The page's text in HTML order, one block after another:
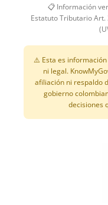
📋 Información
Estatuto Tributario Art.
⚠️ Esta es
ni legal.
afiliación ni respaldo
gobierno
decisiones